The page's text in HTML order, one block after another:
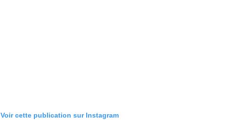
Voir cette publication sur Instagram